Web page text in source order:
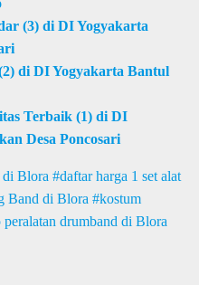
(3) di DI Yogyakarta
di DI Yogyakarta Bantul
Terbaik (1) di DI
Desa Poncosari
di Blora
daftar harga 1 set alat
Band di Blora
kostum
peralatan drumband di Blora